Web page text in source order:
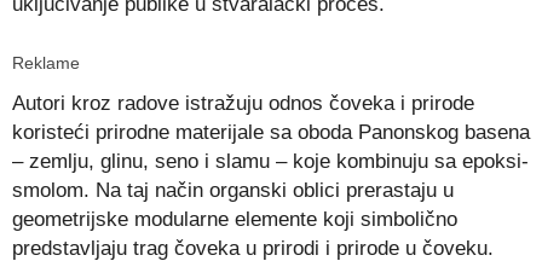
Reklame
Autori kroz radove istražuju odnos čoveka i prirode
koristeći prirodne materijale sa oboda Panonskog basena
– zemlju, glinu, seno i slamu – koje kombinuju sa epoksi-
smolom. Na taj način organski oblici prerastaju u
geometrijske modularne elemente koji simbolično
predstavljaju trag čoveka u prirodi i prirode u čoveku.